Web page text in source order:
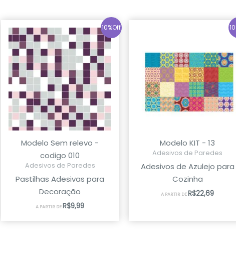
10%Off
Modelo Sem relevo -
codigo 010
Adesivos de Paredes
Pastilhas Adesivas para
Decoração
A PARTIR DER$9,99
Modelo KIT - 13
Adesivos de Paredes
Adesivos de Azulejo para
Cozinha
A PARTIR DE R$22,69